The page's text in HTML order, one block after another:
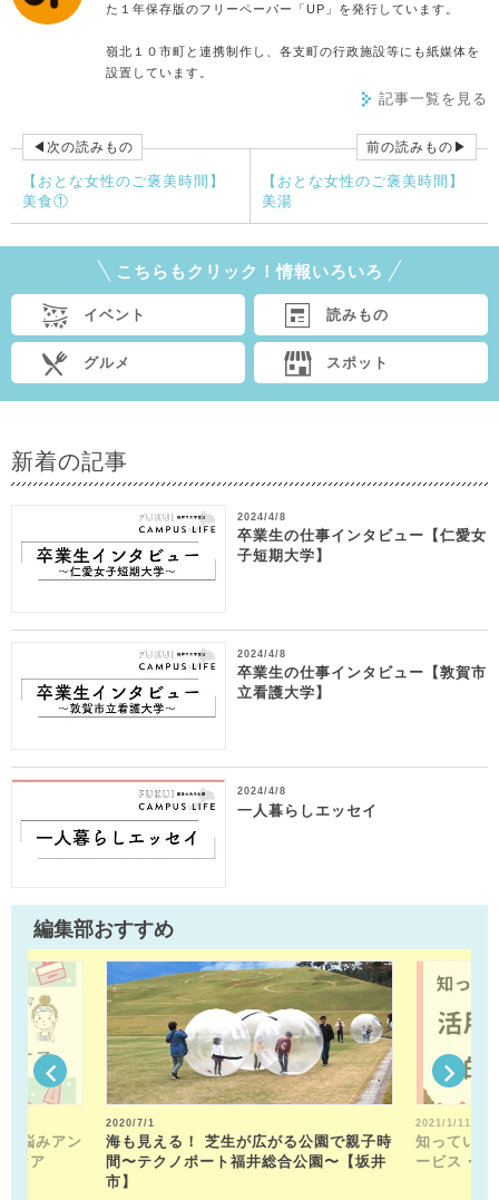
た１年保存版のフリーペーパー「UP」を発行しています。
嶺北１０市町と連携制作し、各支町の行政施設等にも紙媒体を
設置しています。
記事一覧を見る
◀次の読みもの
【おとな女性のご褒美時間】
美食①
前の読みもの▶
【おとな女性のご褒美時間】
美湯
こちらもクリック！情報いろいろ
イベント 読みもの
グルメ スポット
新着の記事
2024/4/8
卒業生の仕事インタビュー【仁愛女
子短期大学】
2024/4/8
卒業生の仕事インタビュー【敦賀市
立看護大学】
2024/4/8
一人暮らしエッセイ
編集部おすすめ
悩みアン
ケア
2020/7/1
海も見える！ 芝生が広がる公園で親子時
間〜テクノポート福井総合公園〜【坂井
市】
2021/1/11
知っている
ービス・活